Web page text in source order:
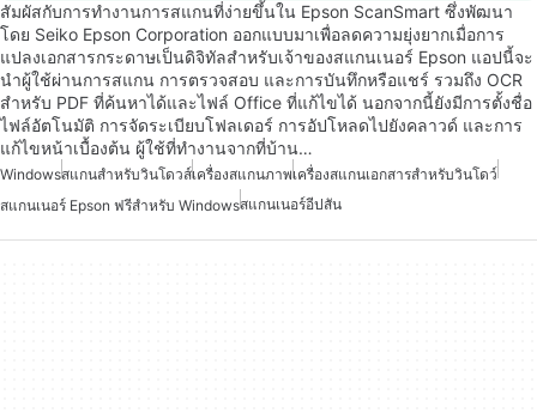
สัมผัสกับการทำงานการสแกนที่ง่ายขึ้นใน Epson ScanSmart ซึ่งพัฒนา
โดย Seiko Epson Corporation ออกแบบมาเพื่อลดความยุ่งยากเมื่อการ
แปลงเอกสารกระดาษเป็นดิจิทัลสำหรับเจ้าของสแกนเนอร์ Epson แอปนี้จะ
นำผู้ใช้ผ่านการสแกน การตรวจสอบ และการบันทึกหรือแชร์ รวมถึง OCR
สำหรับ PDF ที่ค้นหาได้และไฟล์ Office ที่แก้ไขได้ นอกจากนี้ยังมีการตั้งชื่อ
ไฟล์อัตโนมัติ การจัดระเบียบโฟลเดอร์ การอัปโหลดไปยังคลาวด์ และการ
แก้ไขหน้าเบื้องต้น ผู้ใช้ที่ทำงานจากที่บ้าน…
Windowsสแกนสำหรับวินโดวส์เครื่องสแกนภาพเครื่องสแกนเอกสารสำหรับวินโดว์
สแกนเนอร์ Epson ฟรีสำหรับ Windowsสแกนเนอร์อีปสัน